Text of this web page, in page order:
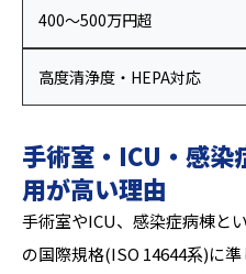
400〜500万円超
高度清浄度・HEPA対応
手術室・ICU・感染
用が高い理由
手術室やICU、感染症病棟と
の国際規格(ISO 14644系)に